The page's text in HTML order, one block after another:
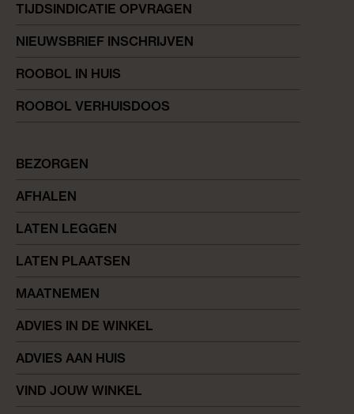
TIJDSINDICATIE OPVRAGEN
NIEUWSBRIEF INSCHRIJVEN
ROOBOL IN HUIS
ROOBOL VERHUISDOOS
BEZORGEN
AFHALEN
LATEN LEGGEN
LATEN PLAATSEN
MAATNEMEN
ADVIES IN DE WINKEL
ADVIES AAN HUIS
VIND JOUW WINKEL